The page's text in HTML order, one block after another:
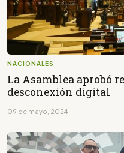
NACIONALES
La Asamblea aprobó
desconexión digital
09 de mayo, 2024